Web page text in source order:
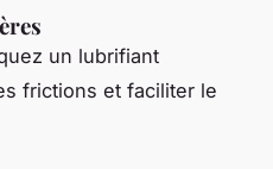
un lubrifiant
frictions et faciliter le